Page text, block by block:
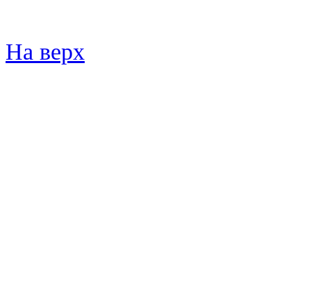
На верх